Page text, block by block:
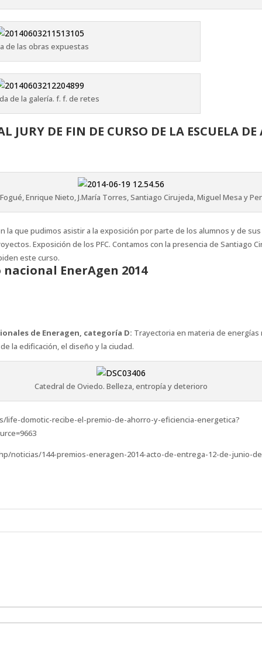
de las obras expuestas
de la galería. f. f. de retes
JURY DE FIN DE CURSO DE LA ESCUELA
Enrique Nieto, J.María Torres, Santiago Cirujeda, Miguel Mesa y
que pudimos asistir a la exposición por parte de los alumnos y de
Exposición de los PFC. Contamos con la presencia de Santiago
este curso.
EnerAgen 2014
de Eneragen, categoría D: Trayectoria en materia de
la edificación, el diseño y la ciudad.
Catedral de Oviedo. Belleza, entropía y deterioro
life-domotic-recibe-el-premio-de-ahorro-y-eficiencia-energetica?
noticias/144-premios-eneragen-2014-acto-de-entrega-12-de-junio-